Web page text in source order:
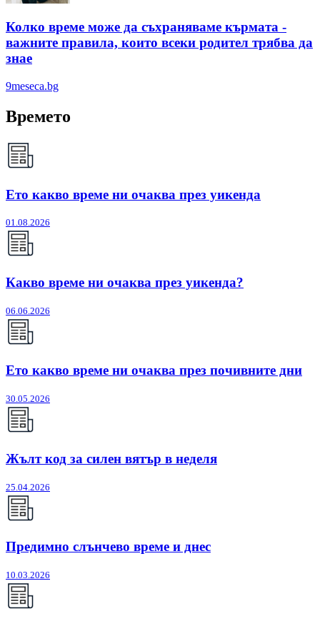
Колко време може да съхраняваме кърмата -
важните правила, които всеки родител трябва да
знае
9meseca.bg
Времето
Ето какво време ни очаква през уикенда
01.08.2026
Какво време ни очаква през уикенда?
06.06.2026
Ето какво време ни очаква през почивните дни
30.05.2026
Жълт код за силен вятър в неделя
25.04.2026
Предимно слънчево време и днес
10.03.2026